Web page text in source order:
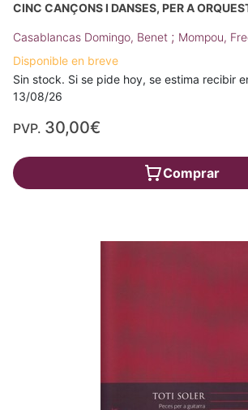
CINC CANÇONS I DANSES, PER A
Casablancas Domingo, Benet ; Mompou,
Disponible en breve
Sin stock. Si se pide hoy, se estima recibir
13/08/26
PVP. 30,00€
Comprar